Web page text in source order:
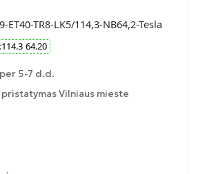
ET40-TR8-LK5/114,3-NB64,2-Tesla
114.3 64.20
5-7 d.d.
pristatymas Vilniaus mieste